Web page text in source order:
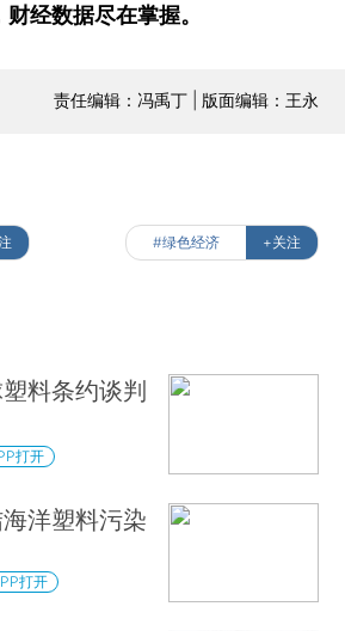
经数据尽在掌握。
责任编辑：冯禹丁 | 版面编辑：王永
#绿色经济 +关注
料条约谈判
打开
洋塑料污染
打开